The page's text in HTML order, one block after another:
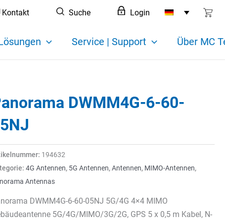
Kontakt Suche Login
Service | Support Über MC
DWMM4G-6-60-
194632
4G Antennen, 5G Antennen,Antennen, MIMO-Antennen,
Antennas
DWMM4G-6-60-05NJ 5G/4G 4×4 MIMO
5G/4G/MIMO/3G/2G, GPS 5 x 0,5 m Kabel, N-